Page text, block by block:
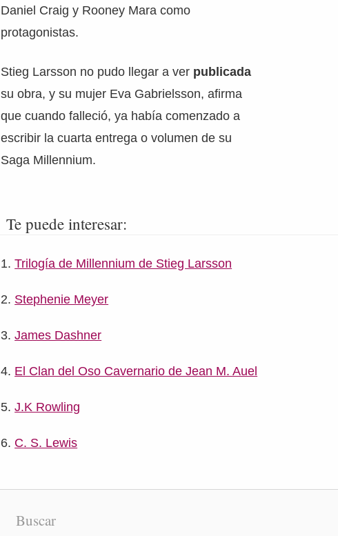
Daniel Craig y Rooney Mara como
protagonistas.
Stieg Larsson no pudo llegar a ver publicada
su obra, y su mujer Eva Gabrielsson, afirma
que cuando falleció, ya había comenzado a
escribir la cuarta entrega o volumen de su
Saga Millennium.
Te puede interesar:
Trilogía de Millennium de Stieg Larsson
Stephenie Meyer
James Dashner
El Clan del Oso Cavernario de Jean M. Auel
J.K Rowling
C. S. Lewis
Buscar